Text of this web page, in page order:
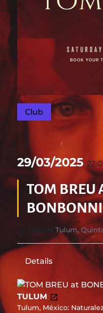
Club
29/03/2025
TOM BREU
Tulum,
Details
TULUM
Tulum, México: